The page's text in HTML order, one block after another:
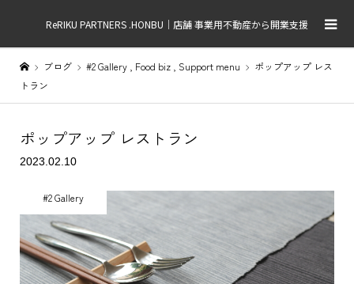
ReRIKU PARTNERS .HONBU｜店舗 事業用不動産から開業支援
ブログ #2 Gallery Food biz Support menu
ポップアップ レス
トラン
ポップアップ レストラン
2023.02.10
#2 Gallery